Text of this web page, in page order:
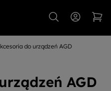
do urządzeń AGD
AGD